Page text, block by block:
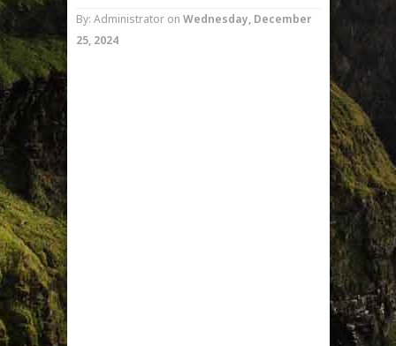
By: Administrator on Wednesday, December
25, 2024